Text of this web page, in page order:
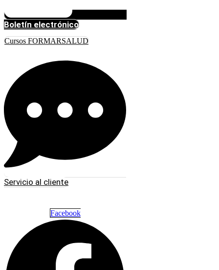
Boletín electrónico
Cursos FORMARSALUD
Servicio al cliente
Facebook